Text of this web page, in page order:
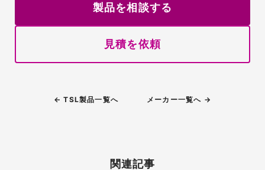
製品を相談する
見積を依頼
← TSL製品一覧へ メーカー一覧へ →
関連記事